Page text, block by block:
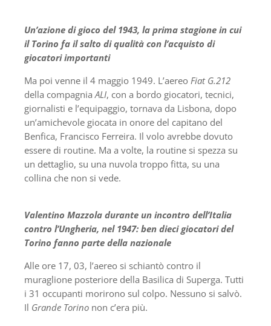
Un’azione di gioco del 1943, la prima stagione in cui
il Torino fa il salto di qualità con l’acquisto di
giocatori importanti
Ma poi venne il 4 maggio 1949. L’aereo Fiat G.212
della compagniaALI, con a bordo giocatori, tecnici,
giornalisti e l’equipaggio, tornava da Lisbona, dopo
un’amichevole giocata in onore del capitano del
Benfica, Francisco Ferreira. Il volo avrebbe dovuto
essere di routine. Ma a volte, la routine si spezza su
un dettaglio, su una nuvola troppo fitta, su una
collina che non si vede.
Valentino Mazzola durante un incontro dell’Italia
contro l’Ungheria, nel 1947: ben dieci giocatori del
Torino fanno parte della nazionale
Alle ore 17, 03, l’aereo si schiantò contro il
muraglione posteriore della Basilica di Superga. Tutti
i 31 occupanti morirono sul colpo. Nessuno si salvò.
Il Grande Torino non c’era più.